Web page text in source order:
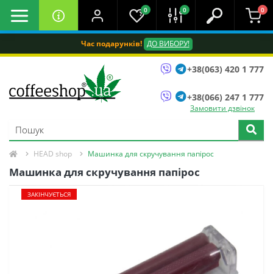
Час подарунків! ДО ВИБОРУ!
0 0 0
+38(063) 420 1 777
+38(066) 247 1 777
Замовити дзвінок
HEAD shop Машинка для скручування папірос
Машинка для скручування папірос
ЗАКІНЧУЄТЬСЯ